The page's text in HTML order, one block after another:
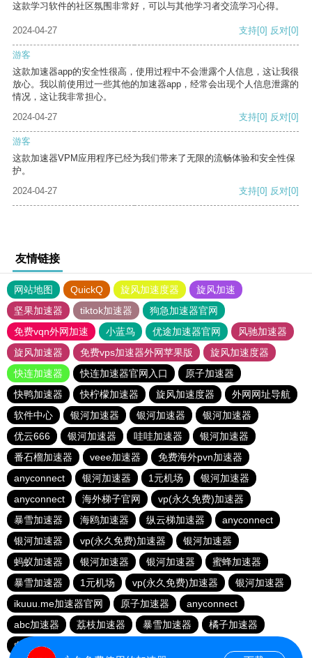
这款学习软件的社区氛围非常好，可以与其他学习者交流学习心得。
2024-04-27 支持[0] 反对[0]
游客
这款加速器app的安全性很高，使用过程中不会泄露个人信息，这让我很
放心。我以前使用过一些其他的加速器app，经常会出现个人信息泄露的
情况，这让我非常担心。
2024-04-27
支持[0] 反对[0]
游客
这款加速器VPM应用程序已经为我们带来了无限的流畅体验和安全性保
护。
2024-04-27
支持[0] 反对[0]
友情链接
网站地图 QuickQ 旋风加速度器
旋风加速
坚果加速器
tiktok加速器
狗急加速器官网
免费vqn外网加速
小蓝鸟 优途加速器官网
风驰加速器
旋风加速器
免费vps加速器外网苹果版
旋风加速度器
快连加速器
快连加速器官网入口
原子加速器
快鸭加速器
快柠檬加速器 旋风加速度器
外网网址导航
软件中心
银河加速器 银河加速器
银河加速器
优云666
银河加速器 哇哇加速器
银河加速器
番石榴加速器
veee加速器
免费海外pvn加速器
anyconnect
银河加速器 1元机场
银河加速器
anyconnect
海外梯子官网
vp(永久免费)加速器
暴雪加速器
海鸥加速器 纵云梯加速器
anyconnect
银河加速器
vp(永久免费)加速器
银河加速器
蚂蚁加速器
银河加速器 银河加速器
蜜蜂加速器
暴雪加速器
1元机场 vp(永久免费)加速器
银河加速器
ikuuu.me加速器官网
原子加速器
anyconnect
abc加速器
荔枝加速器 暴雪加速器
橘子加速器
白鲸加速器